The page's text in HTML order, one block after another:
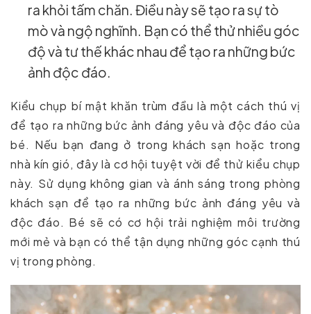
ra khỏi tấm chăn. Điều này sẽ tạo ra sự tò
mò và ngộ nghĩnh. Bạn có thể thử nhiều góc
độ và tư thế khác nhau để tạo ra những bức
ảnh độc đáo.
Kiểu chụp bí mật khăn trùm đầu là một cách thú vị
để tạo ra những bức ảnh đáng yêu và độc đáo của
bé. Nếu bạn đang ở trong khách sạn hoặc trong
nhà kín gió, đây là cơ hội tuyệt vời để thử kiểu chụp
này. Sử dụng không gian và ánh sáng trong phòng
khách sạn để tạo ra những bức ảnh đáng yêu và
độc đáo. Bé sẽ có cơ hội trải nghiệm môi trường
mới mẻ và bạn có thể tận dụng những góc cạnh thú
vị trong phòng.